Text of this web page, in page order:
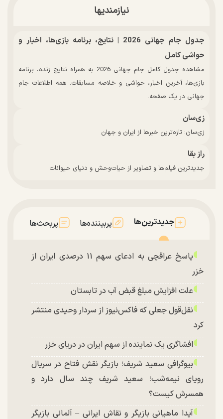
نیازمندیها
جدول جام جهانی 2026 | نتایج، برنامه بازی‌ها، اخبار و
حواشی کامل
مشاهده جدول کامل جام جهانی 2026 به همراه نتایج زنده، برنامه
بازی‌ها، آخرین اخبار، حواشی و خلاصه مسابقات. همه اطلاعات جام
جهانی در یک صفحه.
زی‌سان
زی‌سان: تازه‌ترین خبرها از ایران و جهان
راز بقا
جدیدترین فیلم‌ها و تصاویر از حیات‌وحش و دنیای حیوانات
جدیدترین‌ها پربیننده‌ها پربحث‌ها
پاسخ عراقچی به ادعای سهم ۱۱ درصدی ایران از
خزر
علت افزایش مبلغ قبض آب در تابستان
نقل‌قول جعلی که فاکس‌نیوز از سردار وحیدی منتشر
کرد
افشاگری یک نماینده از سهم ایران در دریای خزر
بیوگرافی سعید شریف؛ بازیگر نقش فتاح در سریال
رویای نیمه‌شب؛ سعید شریف چند سال دارد و
همسرش کیست؟
آیدا ماهیانی بازیگر و نقاش ایرانی – آلمانی بازیگر